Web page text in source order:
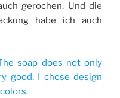
gerochen. Und die
habe ich auch
soap does not only
good. I chose design